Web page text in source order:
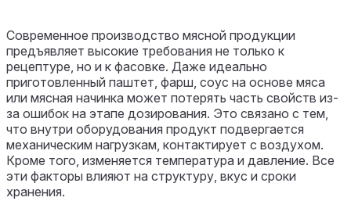
Современное производство мясной продукции
предъявляет высокие требования не только к
рецептуре, но и к фасовке. Даже идеально
приготовленный паштет, фарш, соус на основе мяса
или мясная начинка может потерять часть свойств из-
за ошибок на этапе дозирования. Это связано с тем,
что внутри оборудования продукт подвергается
механическим нагрузкам, контактирует с воздухом.
Кроме того, изменяется температура и давление. Все
эти факторы влияют на структуру, вкус и сроки
хранения.